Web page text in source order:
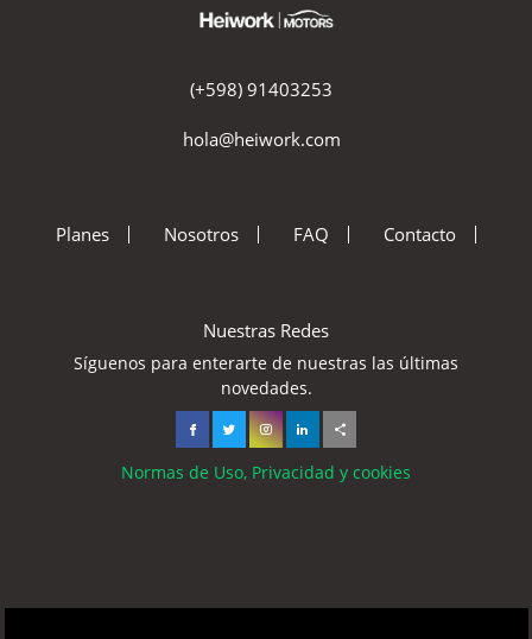
(+598) 91403253
hola@heiwork.com
Planes Nosotros FAQ Contacto
Nuestras Redes
Síguenos para enterarte de nuestras las últimas
novedades.
Normas de Uso, Privacidad y cookies